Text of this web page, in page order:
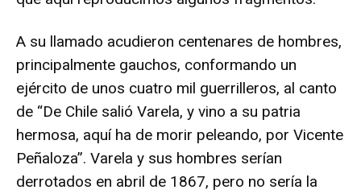
A su llamado acudieron centenares de hombres,
principalmente gauchos, conformando un
ejército de unos cuatro mil guerrilleros, al canto
de “De Chile salió Varela, y vino a su patria
hermosa, aquí ha de morir peleando, por Vicente
Peñaloza”. Varela y sus hombres serían
derrotados en abril de 1867, pero no sería la